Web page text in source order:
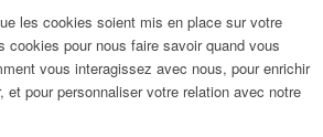
les cookies soient mis en place sur votre
cookies pour nous faire savoir quand vous
vous interagissez avec nous, pour enrichir
et pour personnaliser votre relation avec notre